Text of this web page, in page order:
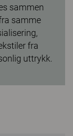
sammen
samme
fra
uttrykk.